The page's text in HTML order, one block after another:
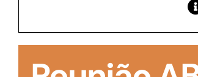
manutenção de estoques e despesas